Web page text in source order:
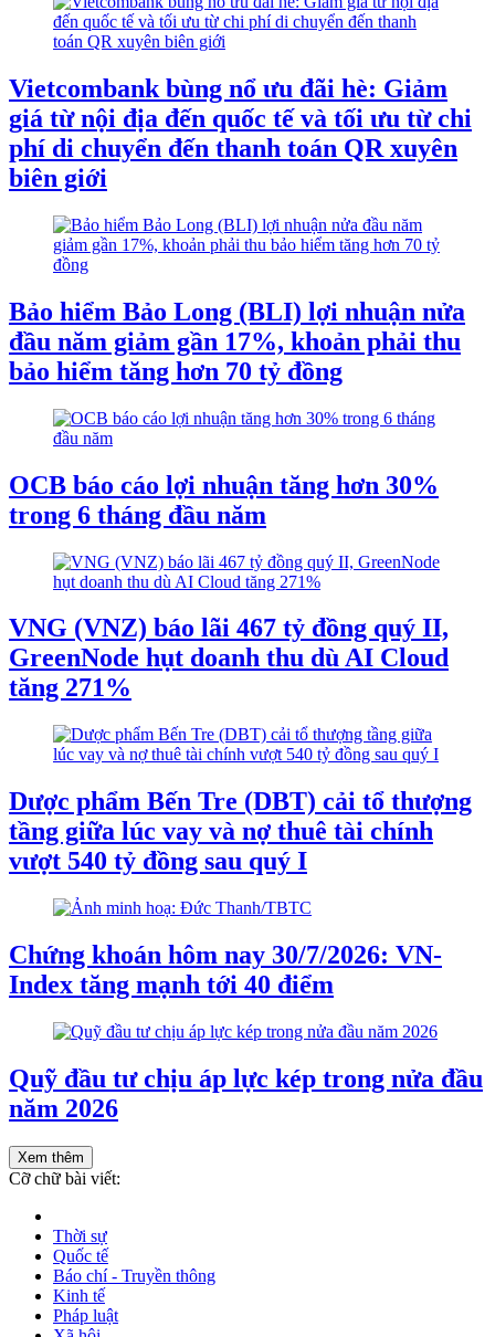
Vietcombank bùng nổ ưu đãi hè: Giảm
giá từ nội địa đến quốc tế và tối ưu từ chi
phí di chuyển đến thanh toán QR xuyên
biên giới
Bảo hiểm Bảo Long (BLI) lợi nhuận nửa
đầu năm giảm gần 17%, khoản phải thu
bảo hiểm tăng hơn 70 tỷ đồng
OCB báo cáo lợi nhuận tăng hơn 30%
trong 6 tháng đầu năm
VNG (VNZ) báo lãi 467 tỷ đồng quý II,
GreenNode hụt doanh thu dù AI Cloud
tăng 271%
Dược phẩm Bến Tre (DBT) cải tổ thượng
tầng giữa lúc vay và nợ thuê tài chính
vượt 540 tỷ đồng sau quý I
Chứng khoán hôm nay 30/7/2026: VN-
Index tăng mạnh tới 40 điểm
Quỹ đầu tư chịu áp lực kép trong nửa đầu
năm 2026
Xem thêm
Cỡ chữ bài viết:
Thời sự
Quốc tế
Báo chí - Truyền thông
Kinh tế
Pháp luật